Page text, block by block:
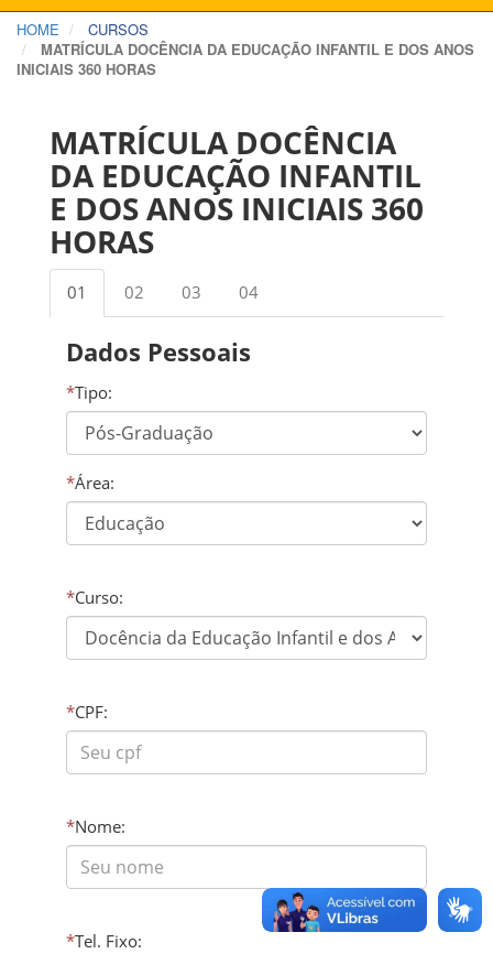
HOME
CURSOS
MATRÍCULA DOCÊNCIA DA EDUCAÇÃO INFANTIL E DOS ANOS
INICIAIS 360 HORAS
MATRÍCULA DOCÊNCIA
DA EDUCAÇÃO INFANTIL
E DOS ANOS INICIAIS 360
HORAS
01 02 03 04
Dados Pessoais
*Tipo:
*Área:
*Curso:
*CPF:
*Nome:
*Tel. Fixo: